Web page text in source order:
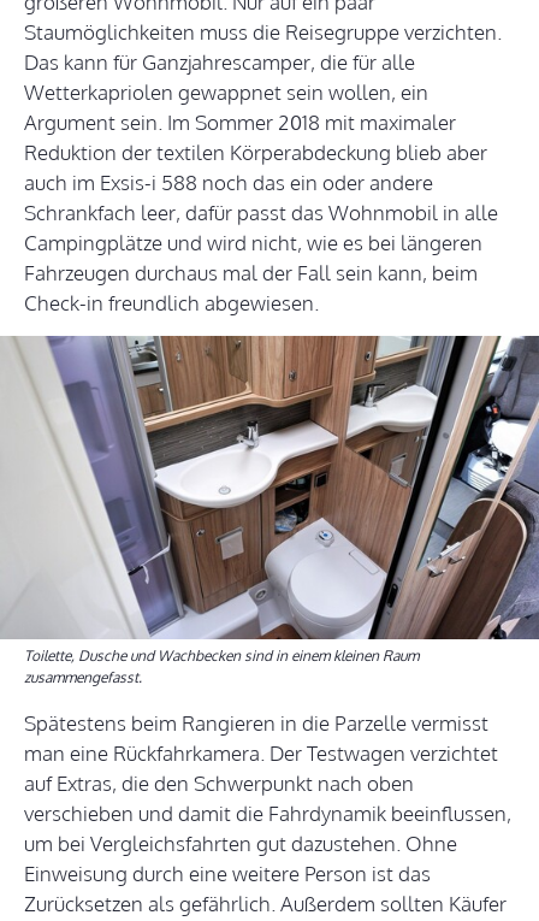
Staumöglichkeiten muss die Reisegruppe verzichten.
Das kann für Ganzjahrescamper, die für alle
Wetterkapriolen gewappnet sein wollen, ein
Argument sein. Im Sommer 2018 mit maximaler
Reduktion der textilen Körperabdeckung blieb aber
auch im Exsis-i 588 noch das ein oder andere
Schrankfach leer, dafür passt das Wohnmobil in alle
Campingplätze und wird nicht, wie es bei längeren
Fahrzeugen durchaus mal der Fall sein kann, beim
Check-in freundlich abgewiesen.
Toilette, Dusche und Wachbecken sind in einem kleinen Raum
zusammengefasst.
Spätestens beim Rangieren in die Parzelle vermisst
man eine Rückfahrkamera. Der Testwagen verzichtet
auf Extras, die den Schwerpunkt nach oben
verschieben und damit die Fahrdynamik beeinflussen,
um bei Vergleichsfahrten gut dazustehen. Ohne
Einweisung durch eine weitere Person ist das
Zurücksetzen als gefährlich. Außerdem sollten Käufer